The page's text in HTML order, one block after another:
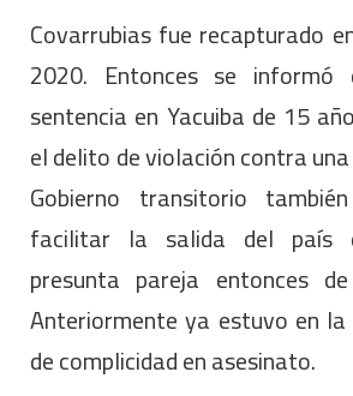
Covarrubias fue recapturado
2020. Entonces se
sentencia en Yacuiba de 15
el delito de violación contra
Gobierno transitorio
facilitar la salida del país
presunta pareja entonces
Anteriormente ya estuvo en
de complicidad en asesinato.